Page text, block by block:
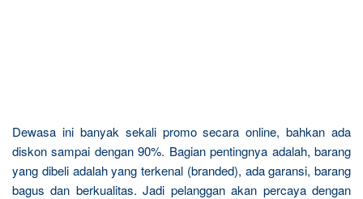
Dewasa ini banyak sekali promo secara online, bahkan ada
diskon sampai dengan 90%. Bagian pentingnya adalah, barang
yang dibeli adalah yang terkenal (branded), ada garansi, barang
bagus dan berkualitas. Jadi pelanggan akan percaya dengan